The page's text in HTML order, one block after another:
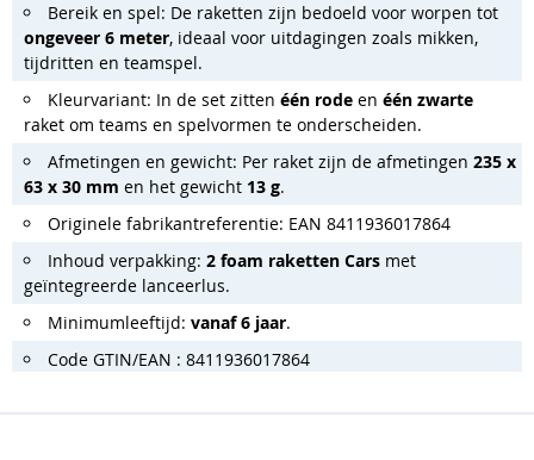
Bereik en spel: De raketten zijn bedoeld voor worpen tot
ongeveer 6 meter, ideaal voor uitdagingen zoals mikken,
tijdritten en teamspel.
Kleurvariant: In de set zitten één rode en één zwarte
raket om teams en spelvormen te onderscheiden.
Afmetingen en gewicht: Per raket zijn de afmetingen 235 x
63 x 30 mm en het gewicht 13 g.
Originele fabrikantreferentie: EAN 8411936017864
Inhoud verpakking: 2 foam raketten Cars met
geïntegreerde lanceerlus.
Minimumleeftijd: vanaf 6 jaar.
Code GTIN/EAN : 8411936017864